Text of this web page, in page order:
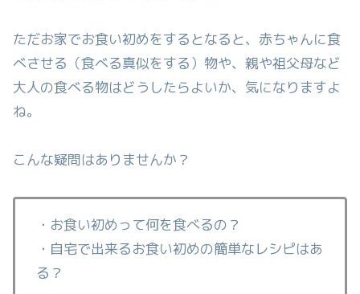
ただお家でお食い初めをするとなると、赤ちゃんに食
べさせる（食べる真似をする）物や、親や祖父母など
大人の食べる物はどうしたらよいか、気になりますよ
ね。
こんな疑問はありませんか？
・お食い初めって何を食べるの？
・自宅で出来るお食い初めの簡単なレシピはあ
る？